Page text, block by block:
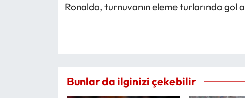
Ronaldo, turnuvanın eleme turlarında
Bunlar da ilginizi çekebilir